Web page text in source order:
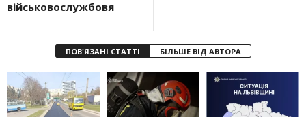
військовослужбовя
ПОВ'ЯЗАНІ СТАТТІ БІЛЬШЕ ВІД АВТОРА